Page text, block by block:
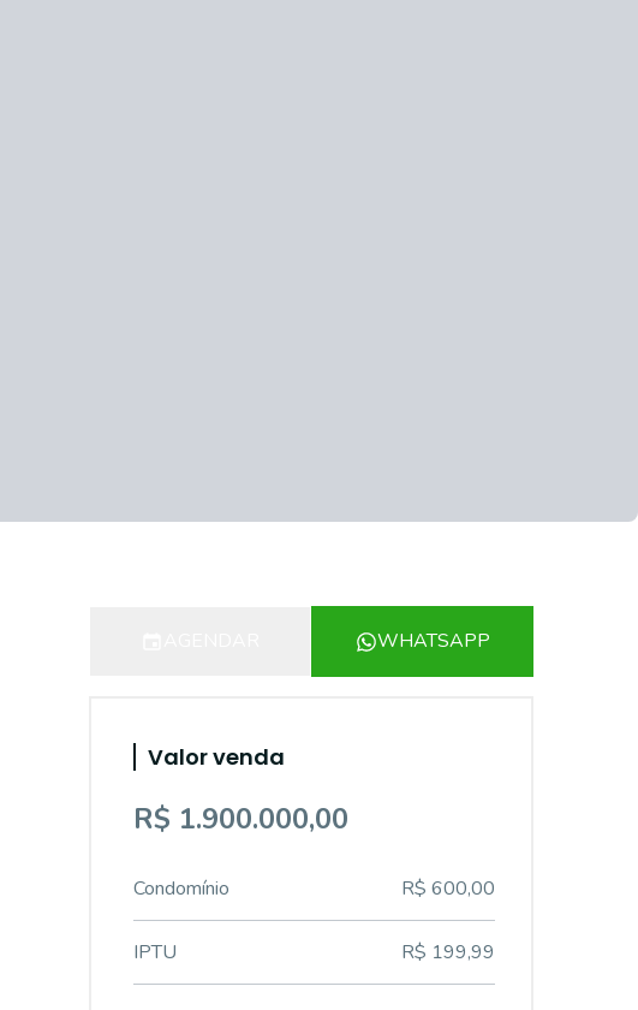
WHATSAPP
Valor venda
R$ 1.900.000,00
Condomínio R$ 600,00
IPTU R$ 199,99